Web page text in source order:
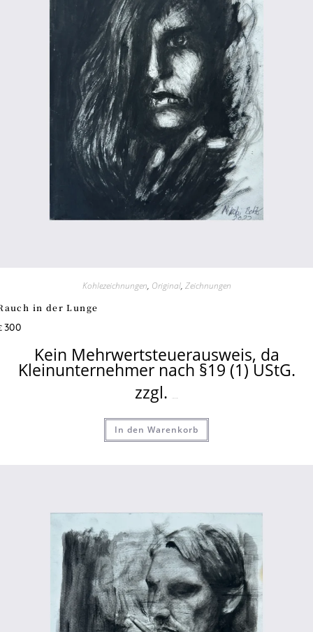
Kohlezeichnungen, Original, Zeichnungen
in der Lunge
300
Kein Mehrwertsteuerausweis, da
Kleinunternehmer nach §19 (1) UStG.
zzgl.
In den Warenkorb